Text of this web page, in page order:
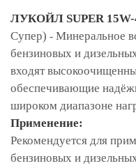
ЛУКОЙЛ SUPER 15W-
Супер) - Минеральное
бензиновых и
входят
обеспечивающие
широком диапазоне
Применение:
Рекомендуется для
бензиновых и